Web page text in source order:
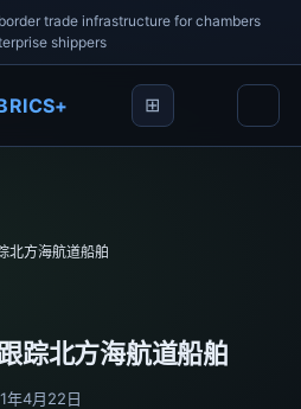
trade infrastructure for chambers
shippers
北方海航道船舶
踪北方海航道船舶
年4月22日